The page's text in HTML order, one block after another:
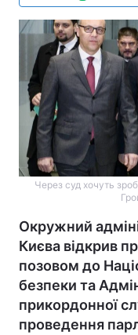
Через суд хочуть
Окружний
Києва відкрив
позовом до
безпеки та
прикордонної
проведення